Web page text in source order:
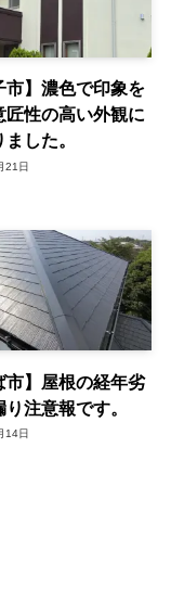
市】濃色で印象を
匠性の高い外観に
した。
21日
市】屋根の経年劣
注意報です。
14日